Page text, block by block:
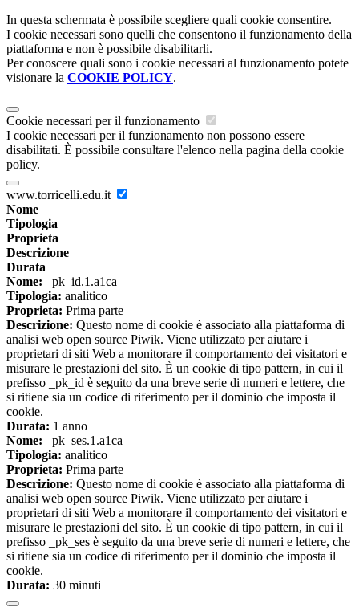
In questa schermata è possibile scegliere quali cookie consentire.
I cookie necessari sono quelli che consentono il funzionamento della
piattaforma e non è possibile disabilitarli.
Per conoscere quali sono i cookie necessari al funzionamento potete
visionare la COOKIE POLICY.
Cookie necessari per il funzionamento
I cookie necessari per il funzionamento non possono essere
disabilitati. È possibile consultare l'elenco nella pagina della cookie
policy.
www.torricelli.edu.it
Nome
Tipologia
Proprieta
Descrizione
Durata
Nome: _pk_id.1.a1ca
Tipologia: analitico
Proprieta: Prima parte
Descrizione: Questo nome di cookie è associato alla piattaforma di
analisi web open source Piwik. Viene utilizzato per aiutare i
proprietari di siti Web a monitorare il comportamento dei visitatori e
misurare le prestazioni del sito. È un cookie di tipo pattern, in cui il
prefisso _pk_id è seguito da una breve serie di numeri e lettere, che
si ritiene sia un codice di riferimento per il dominio che imposta il
cookie.
Durata: 1 anno
Nome: _pk_ses.1.a1ca
Tipologia: analitico
Proprieta: Prima parte
Descrizione: Questo nome di cookie è associato alla piattaforma di
analisi web open source Piwik. Viene utilizzato per aiutare i
proprietari di siti Web a monitorare il comportamento dei visitatori e
misurare le prestazioni del sito. È un cookie di tipo pattern, in cui il
prefisso _pk_ses è seguito da una breve serie di numeri e lettere, che
si ritiene sia un codice di riferimento per il dominio che imposta il
cookie.
Durata: 30 minuti